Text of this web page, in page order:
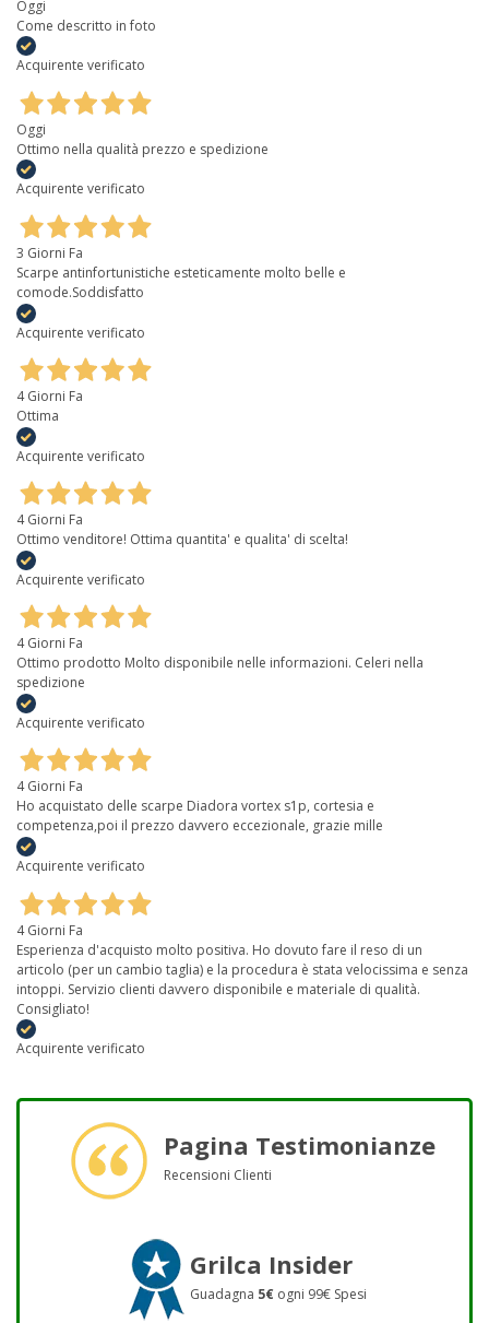
Oggi
Come descritto in foto
Acquirente verificato
Oggi
Ottimo nella qualità prezzo e spedizione
Acquirente verificato
3 Giorni Fa
Scarpe antinfortunistiche esteticamente molto belle e
comode.Soddisfatto
Acquirente verificato
4 Giorni Fa
Ottima
Acquirente verificato
4 Giorni Fa
Ottimo venditore! Ottima quantita' e qualita' di scelta!
Acquirente verificato
4 Giorni Fa
Ottimo prodotto Molto disponibile nelle informazioni. Celeri nella
spedizione
Acquirente verificato
4 Giorni Fa
Ho acquistato delle scarpe Diadora vortex s1p, cortesia e
competenza,poi il prezzo davvero eccezionale, grazie mille
Acquirente verificato
4 Giorni Fa
Esperienza d'acquisto molto positiva. Ho dovuto fare il reso di un
articolo (per un cambio taglia) e la procedura è stata velocissima e senza
intoppi. Servizio clienti davvero disponibile e materiale di qualità.
Consigliato!
Acquirente verificato
Pagina Testimonianze
Recensioni Clienti
Grilca Insider
Guadagna 5€ ogni 99€ Spesi